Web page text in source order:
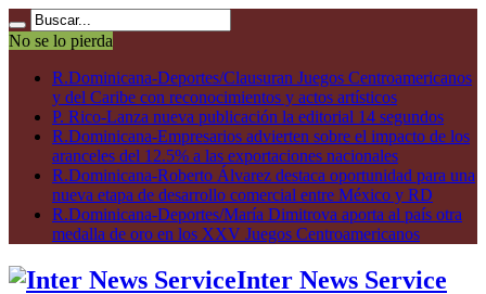
No se lo pierda
R.Dominicana-Deportes/Clausuran Juegos Centroamericanos
y del Caribe con reconocimientos y actos artísticos
P. Rico-Lanza nueva publicación la editorial 14 segundos
R.Dominicana-Empresarios advierten sobre el impacto de los
aranceles del 12.5% a las exportaciones nacionales
R.Dominicana-Roberto Álvarez destaca oportunidad para una
nueva etapa de desarrollo comercial entre México y RD
R.Dominicana-Deportes/María Dimitrova aporta al país otra
medalla de oro en los XXV Juegos Centroamericanos
Inter News Service